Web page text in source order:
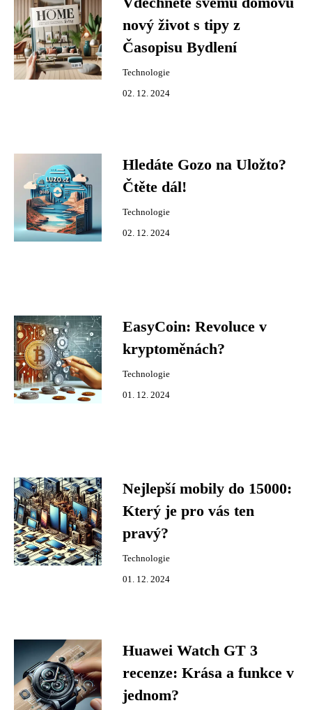
nový život s tipy z
Časopisu Bydlení
Technologie
02. 12. 2024
Hledáte Gozo na Uložto?
Čtěte dál!
Technologie
02. 12. 2024
EasyCoin: Revoluce v
kryptoměnách?
Technologie
01. 12. 2024
Nejlepší mobily do 15000:
Který je pro vás ten
pravý?
Technologie
01. 12. 2024
Huawei Watch GT 3
recenze: Krása a funkce v
jednom?